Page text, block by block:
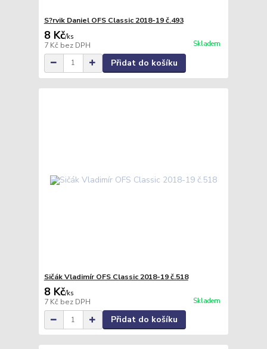
S?rvik Daniel OFS Classic 2018-19 č.493
8 Kč/ks
7 Kč bez DPH Skladem
Přidat do košíku
Sičák Vladimír OFS Classic 2018-19 č.518
8 Kč/ks
7 Kč bez DPH Skladem
Přidat do košíku